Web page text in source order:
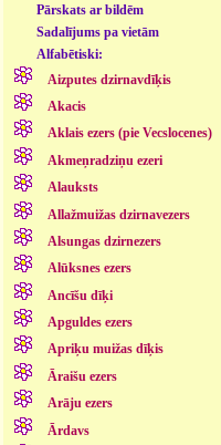
Pārskats ar bildēm
Sadalījums pa vietām
Alfabētiski:
Aizputes dzirnavdīķis
Akacis
Aklais ezers (pie Vecslocenes)
Akmeņradziņu ezeri
Alauksts
Allažmuižas dzirnavezers
Alsungas dzirnezers
Alūksnes ezers
Ancīšu dīķi
Apguldes ezers
Apriķu muižas dīķis
Āraišu ezers
Arāju ezers
Ārdavs